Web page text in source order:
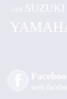
150R SUZUKI